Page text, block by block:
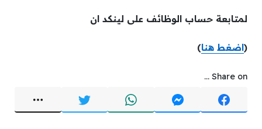
لمتابعة حساب الوظائف على لينكد ان
(اضغط هنا)
Share on ...